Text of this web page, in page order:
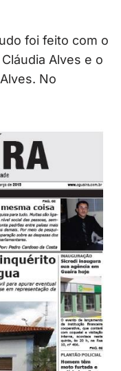
foi feito com o
Alves e o
No